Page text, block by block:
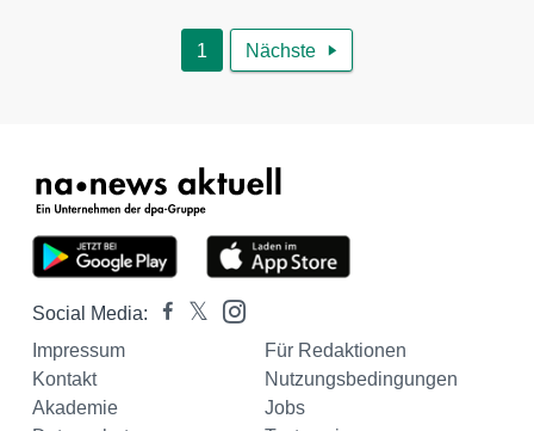
1 Nächste 
Social Media:
Impressum
Für Redaktionen
Kontakt
Nutzungsbedingungen
Akademie
Jobs